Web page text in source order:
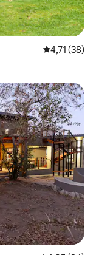
Gemiddelde
4,71 (38)